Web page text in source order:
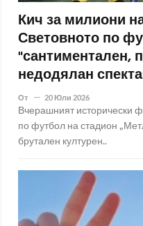
Кич за милиони
Световното по
"сантиментален,
недодялан
От 20 Юли 2026
Вчерашният исторически
по футбол на стадион
брутален културен..